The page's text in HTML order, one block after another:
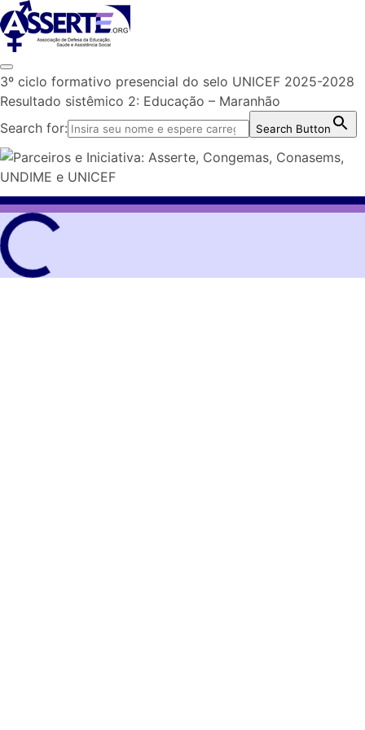
Skip
to
content
3º ciclo formativo presencial do selo UNICEF 2025-2028
Resultado sistêmico 2: Educação – Maranhão
Search for:
Search Button